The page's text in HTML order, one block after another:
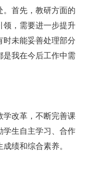
。首先，教研方面的
领，需要进一步提升
时未能妥善处理部分
是我在今后工作中需
学改革，不断完善课
学生自主学习、合作
绩和综合素养。